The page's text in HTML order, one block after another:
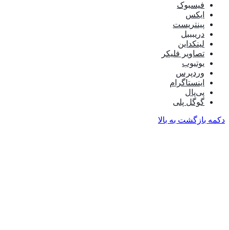
فیسبوک
ایکس
پینتریست
دریبببل
لینکداین
تصاویر فلیکر
یوتیوب
وردپرس
اینستاگرام
پی‌پال
گوگل پلی
دکمه بازگشت به بالا